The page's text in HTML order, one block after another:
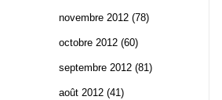
novembre 2012 (78)
octobre 2012 (60)
septembre 2012 (81)
août 2012 (41)